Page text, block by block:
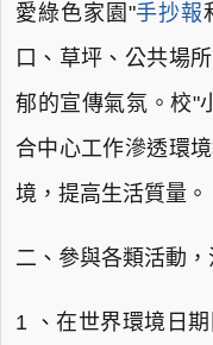
愛綠色家園"手抄報
口、草坪、公共場
郁的宣傳氣氛。校"
合中心工作滲透環
境，提高生活質量。
二、參與各類活動，
1 、在世界環境日